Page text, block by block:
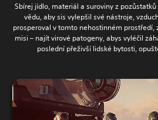
Sbírej jídlo, materiál a suroviny z
vědu, aby sis vylepšil své nástroje,
prosperoval v tomto nehostinném prostředí,
misi – najít virové patogeny, abys vyléčil
poslední přeživší lidské bytosti,